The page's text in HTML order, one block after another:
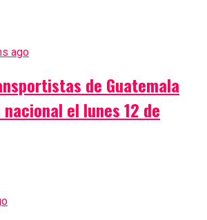
ago
de Guatemala
el lunes 12 de